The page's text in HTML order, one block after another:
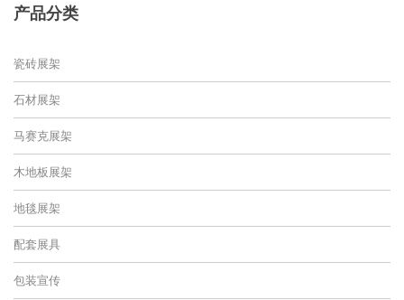
产品分类
瓷砖展架
石材展架
马赛克展架
木地板展架
地毯展架
配套展具
包装宣传